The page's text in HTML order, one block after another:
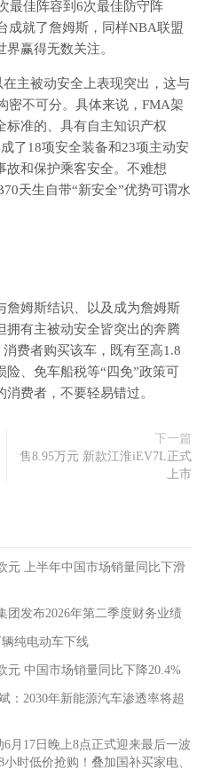
最佳阵容到6次最佳防守阵
就了詹姆斯，同样NBA联盟
赢得无数关注。
主被动安全上表现突出，这与
密不可分。具体来说，FMA架
标准的、具有自主知识产权
了18项安全装备和23项主动安
故和保护乘客安全。不难想
天生自带“新安全”优势可谓水
詹姆斯结识、以及成为詹姆斯
拥有主被动安全皆突出的奔腾
费者购买该车，既有至高1.8
、免车船税等“四免”政策可
费者，不要轻易错过。
下一篇
售8.95万元 新款江淮iEV7L正式
上市
元 上半年中国市场销量同比下滑
团发布2026年第二季度财务业绩
纯电动车下线
元 中国市场销量同比下降20.4%
：2030年新能源汽车渗透率将超
月17日晚上8点正式迎来最后一波
时低价抢购！叠加国补买家电、